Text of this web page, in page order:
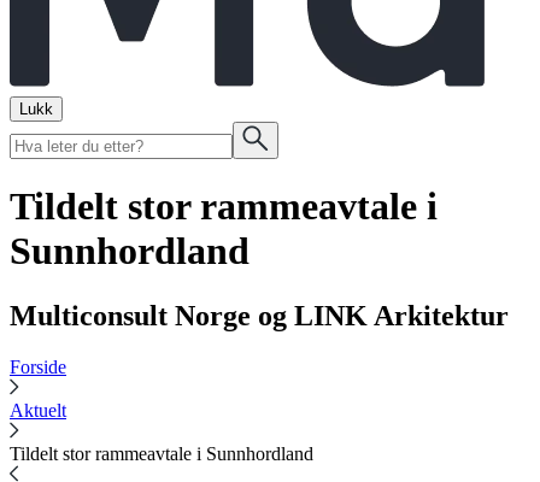
Lukk
Tildelt stor rammeavtale i
Sunnhordland
Multiconsult Norge og LINK Arkitektur
Forside
Aktuelt
Tildelt stor rammeavtale i Sunnhordland